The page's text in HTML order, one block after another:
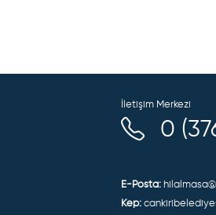
İletişim Merkezi
0
E-Posta:
Kep: